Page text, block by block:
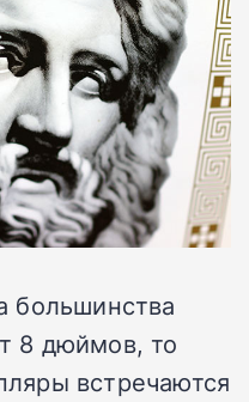
большинства
8 дюймов, то
встречаются